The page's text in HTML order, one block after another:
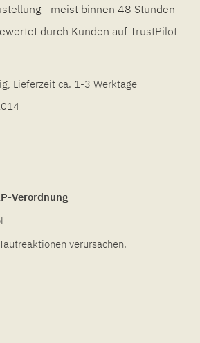
- meist binnen 48 Stunden
durch Kunden auf TrustPilot
Lieferzeit ca. 1-3 Werktage
Verordnung
verursachen.